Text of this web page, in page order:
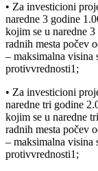
• Za investicioni
naredne 3 godine
kojim se u naredne
radnih mesta počev
– maksimalna visina
protivvrednosti1;
• Za investicioni
naredne tri godine
kojim se u naredne
radnih mesta počev
– maksimalna visina
protivvrednosti1;